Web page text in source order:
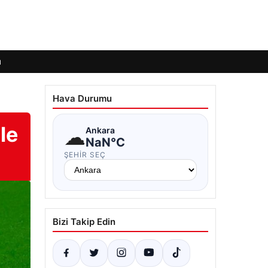
Hava Durumu
☁Ankara
NaN°C
ŞEHIR SEÇ
Bizi Takip Edin